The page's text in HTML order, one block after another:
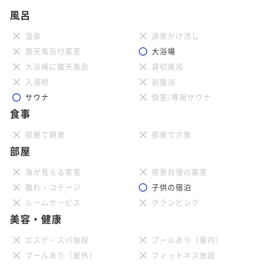
風呂
温泉
源泉かけ流し
露天風呂付客室
大浴場
大浴場に露天風呂
貸切風呂
入湯税
岩盤浴
サウナ
個室/専用サウナ
食事
部屋で朝食 部屋で夕食
部屋
海が見える客室
夜景自慢の客室
離れ・コテージ
子供の宿泊
ルームサービス
グランピング
美容・健康
エステ・スパ施設
プールあり（屋内）
プールあり（屋外）
フィットネス施設